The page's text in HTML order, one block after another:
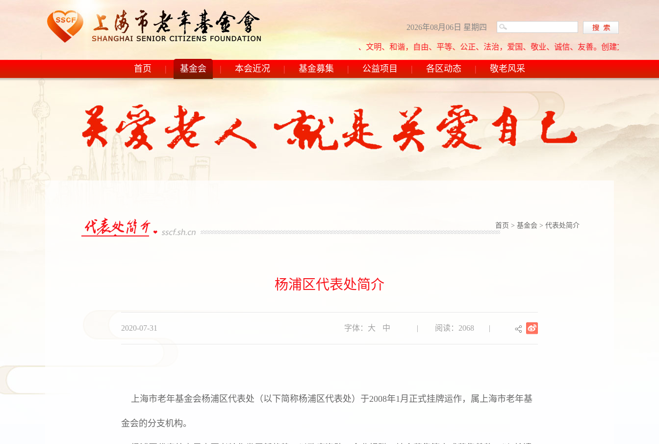
2026年08月06日 星期四
社会主义核心价值观：富强、民主、文明、和谐，自由、平等、公正、法治，爱国、敬业、诚信、友善。创建文明单位基本
首页 | 基金会 | 本会近况 | 基金募集 | 公益项目 | 各区动态 | 敬老风采
首页 > 基金会 > 代表处简介
杨浦区代表处简介
2020-07-31 字体： 大 中 | 阅读：2068 |
上海市老年基金会杨浦区代表处（以下简称杨浦区代表处）于2008年1月正式挂牌运作，属上海市老年基
金会的分支机构。